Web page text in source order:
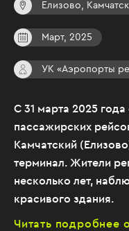
Елизово,
Март, 2025
УК «Аэропорты
С 31 марта 2025
пассажирских
Камчатский
терминал. Жители
несколько лет,
красивого здания.
Читать подробнее